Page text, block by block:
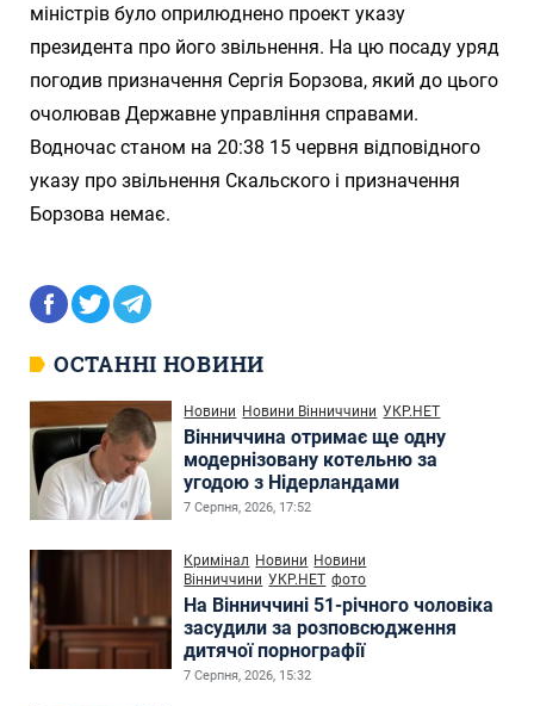
міністрів було оприлюднено проект указу
президента про його звільнення. На цю посаду уряд
погодив призначення Сергія Борзова, який до цього
очолював Державне управління справами.
Водночас станом на 20:38 15 червня відповідного
указу про звільнення Скальского і призначення
Борзова немає.
ОСТАННІ НОВИНИ
Новини Новини Вінниччини УКР.НЕТ
Вінниччина отримає ще одну
модернізовану котельню за
угодою з Нідерландами
7 Серпня, 2026, 17:52
Кримінал Новини Новини
Вінниччини УКР.НЕТ фото
На Вінниччині 51-річного чоловіка
засудили за розповсюдження
дитячої порнографії
7 Серпня, 2026, 15:32